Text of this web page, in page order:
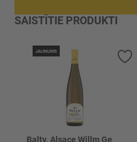
SAISTĪTIE PRODUKTI